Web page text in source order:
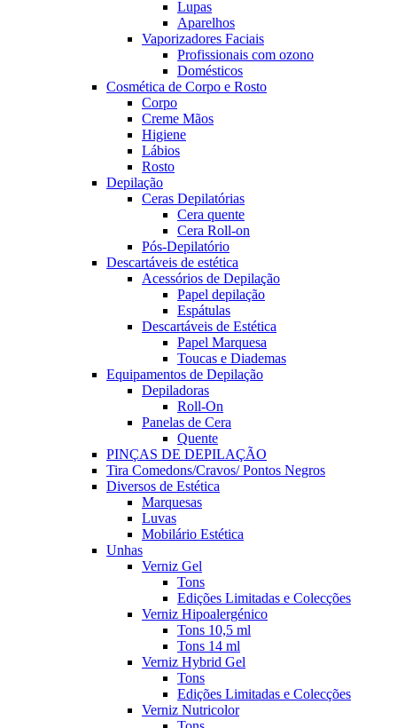
Lupas
Aparelhos
Vaporizadores Faciais
Profissionais com ozono
Domésticos
Cosmética de Corpo e Rosto
Corpo
Creme Mãos
Higiene
Lábios
Rosto
Depilação
Ceras Depilatórias
Cera quente
Cera Roll-on
Pós-Depilatório
Descartáveis de estética
Acessórios de Depilação
Papel depilação
Espátulas
Descartáveis de Estética
Papel Marquesa
Toucas e Diademas
Equipamentos de Depilação
Depiladoras
Roll-On
Panelas de Cera
Quente
PINÇAS DE DEPILAÇÃO
Tira Comedons/Cravos/ Pontos Negros
Diversos de Estética
Marquesas
Luvas
Mobilário Estética
Unhas
Verniz Gel
Tons
Edições Limitadas e Colecções
Verniz Hipoalergénico
Tons 10,5 ml
Tons 14 ml
Verniz Hybrid Gel
Tons
Edições Limitadas e Colecções
Verniz Nutricolor